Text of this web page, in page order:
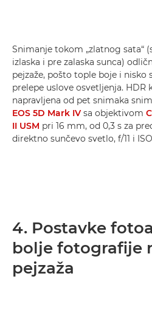
Snimanje tokom „zlatnog sata“
izlaska i pre zalaska sunca)
pejzaže, pošto tople boje i nisko
prelepe uslove osvetljenja. HDR
napravljena od pet snimaka
EOS 5D Mark IV sa objektivom
II USM pri 16 mm, od 0,3 s za
direktno sunčevo svetlo, f/11 i
4. Postavke
bolje fotografije
pejzaža